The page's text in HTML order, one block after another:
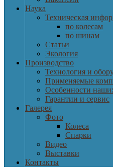
Наука
Техническая
по колесам
по шинам
Статьи
Экология
Производство
Технология и
Применяемые
Особенности
Гарантии и сервис
Галерея
Фото
Колеса
Спарки
Видео
Выставки
Контакты